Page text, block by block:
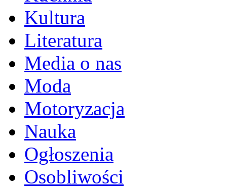
Kultura
Literatura
Media o nas
Moda
Motoryzacja
Nauka
Ogłoszenia
Osobliwości